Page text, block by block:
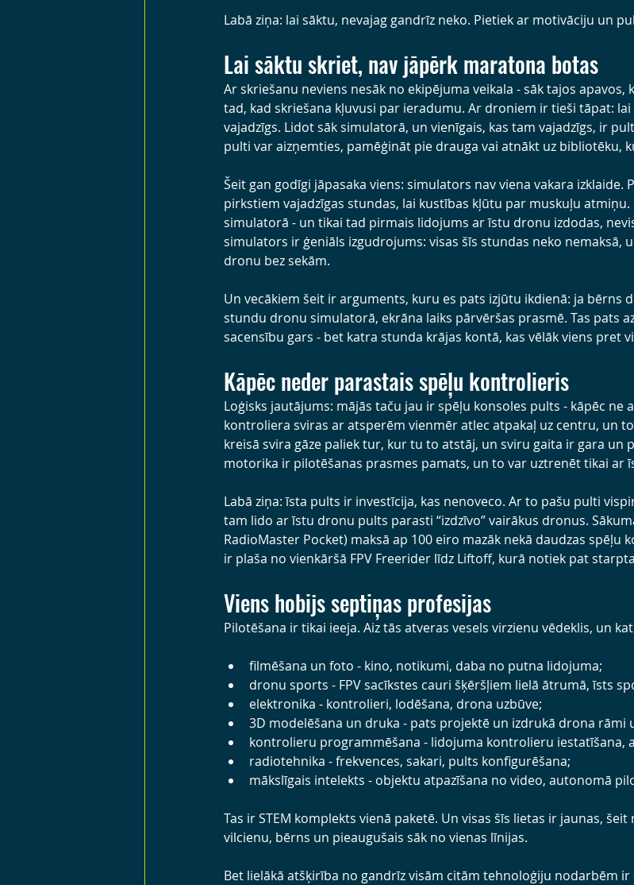
Labā ziņa: lai sāktu, nevajag gandrīz neko. Pietiek ar motivāciju un
Lai sāktu skriet, nav jāpērk maratona botas
Ar skriešanu neviens nesāk no ekipējuma veikala - sāk tajos apavos,
tad, kad skriešana kļuvusi par ieradumu. Ar droniem ir tieši tāpat:
vajadzīgs. Lidot sāk simulatorā, un vienīgais, kas tam vajadzīgs, ir
pulti var aizņemties, pamēģināt pie drauga vai atnākt uz bibliotēku,
Šeit gan godīgi jāpasaka viens: simulators nav viena vakara izklaide.
pirkstiem vajadzīgas stundas, lai kustības kļūtu par muskuļu
simulatorā - un tikai tad pirmais lidojums ar īstu dronu izdodas,
simulators ir ģeniāls izgudrojums: visas šīs stundas neko nemaksā,
dronu bez sekām.
Un vecākiem šeit ir arguments, kuru es pats izjūtu ikdienā: ja bērns
stundu dronu simulatorā, ekrāna laiks pārvēršas prasmē. Tas pats
sacensību gars - bet katra stunda krājas kontā, kas vēlāk viens pret
Kāpēc neder parastais spēļu kontrolieris
Loģisks jautājums: mājās taču jau ir spēļu konsoles pults - kāpēc ne
kontroliera sviras ar atsperēm vienmēr atlec atpakaļ uz centru, un
kreisā svira gāze paliek tur, kur tu to atstāj, un sviru gaita ir gara un
motorika ir pilotēšanas prasmes pamats, un to var uztrenēt tikai ar
Labā ziņa: īsta pults ir investīcija, kas nenoveco. Ar to pašu pulti
tam lido ar īstu dronu pults parasti “izdzīvo” vairākus dronus.
RadioMaster Pocket) maksā ap 100 eiro mazāk nekā daudzas spēļu
ir plaša no vienkāršā FPV Freerider līdz Liftoff, kurā notiek pat
Viens hobijs septiņas profesijas
Pilotēšana ir tikai ieeja. Aiz tās atveras vesels virzienu vēdeklis, un
filmēšana un foto - kino, notikumi, daba no putna lidojuma;
dronu sports - FPV sacīkstes cauri šķēršļiem lielā ātrumā, īsts
elektronika - kontrolieri, lodēšana, drona uzbūve;
3D modelēšana un druka - pats projektē un izdrukā drona rāmi
kontrolieru programmēšana - lidojuma kontrolieru iestatīšana,
radiotehnika - frekvences, sakari, pults konfigurēšana;
mākslīgais intelekts - objektu atpazīšana no video, autonomā
Tas ir STEM komplekts vienā paketē. Un visas šīs lietas ir jaunas,
vilcienu, bērns un pieaugušais sāk no vienas līnijas.
Bet lielākā atšķirība no gandrīz visām citām tehnoloģiju nodarbēm